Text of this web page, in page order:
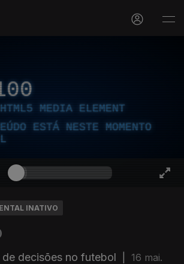
MEDIA ELEMENT
ESTÁ NESTE MOMENTO
INATIVO
de decisões no futebol
16 mai.